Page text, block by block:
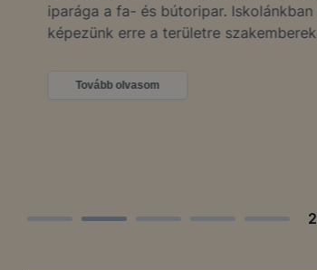
iparága a fa- és bútoripar. Iskolánkban több mint 50 éve
képezünk erre a területre szakembereket.
Tovább olvasom
2